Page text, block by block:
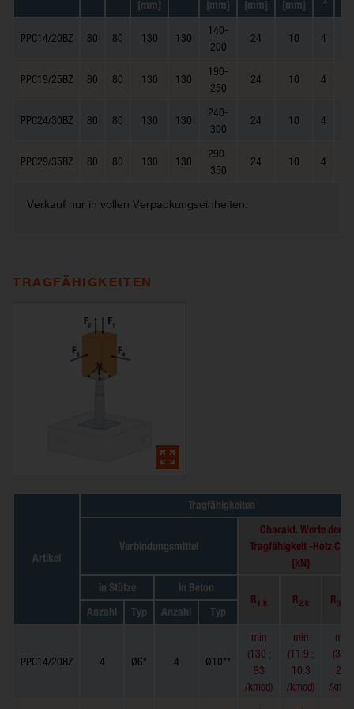
[mm] [mm] [mm] [mm]
PPC14/20BZ 80 80 130 130
140-
200
24 10 4
PPC19/25BZ 80 80 130 130
190-
250
24 10 4
PPC24/30BZ 80 80 130 130
240-
300
24 10 4
PPC29/35BZ 80 80 130 130
290-
350
24 10 4
Verkauf nur in vollen Verpackungseinheiten.
TRAGFÄHIGKEITEN
Artikel
Tragfähigkeiten
Verbindungsmittel
Charakt. Werte der
Tragfähigkeit -Holz C24
[kN]
in Stütze
in Beton
R1.k R2.k R3/4.k
Anzahl Typ Anzahl Typ
PPC14/20BZ 4 Ø6* 4 Ø10**
min
(130 ;
93
/kmod)
min
(11.9 ;
10.3
/kmod)
min
(3.0 ;
2.4
/